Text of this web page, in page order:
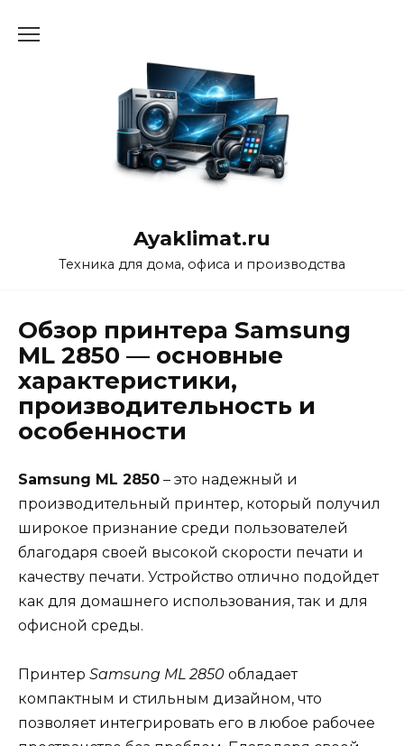
Ayaklimat.ru
Техника для дома, офиса и производства
Обзор принтера Samsung
ML 2850 — основные
характеристики,
производительность и
особенности
Samsung ML 2850 – это надежный и
производительный принтер, который получил
широкое признание среди пользователей
благодаря своей высокой скорости печати и
качеству печати. Устройство отлично подойдет
как для домашнего использования, так и для
офисной среды.
Принтер Samsung ML 2850 обладает
компактным и стильным дизайном, что
позволяет интегрировать его в любое рабочее